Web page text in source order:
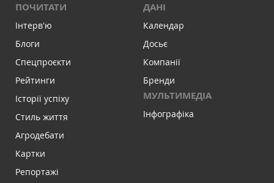
ПОЧИТАТИ
Інтервʼю
Блоги
Спецпроєкти
Рейтинги
Історії успіху
Стиль життя
Агродебати
Картки
Репортажі
ДАНІ
Календар
Досьє
Компанії
Бренди
МУЛЬТИМЕДІА
Інфографіка